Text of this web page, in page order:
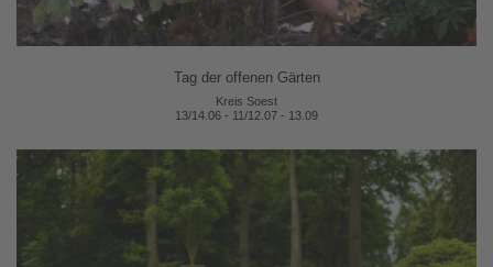
Tag der offenen Gärten
Kreis Soest
13/14.06 - 11/12.07 - 13.09